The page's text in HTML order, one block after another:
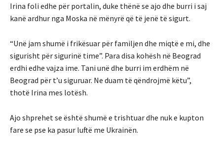
Irina foli edhe për portalin, duke thënë se ajo dhe burri i saj
kanë ardhur nga Moska në mënyrë që të jenë të sigurt.
“Unë jam shumë i frikësuar për familjen dhe miqtë e mi, dhe
sigurisht për sigurinë time”. Para disa kohësh në Beograd
erdhi edhe vajza ime. Tani unë dhe burri im erdhëm në
Beograd për t’u siguruar. Ne duam të qëndrojmë këtu”,
thotë Irina mes lotësh.
Ajo shprehet se është shumë e trishtuar dhe nuk e kupton
fare se pse ka pasur luftë me Ukrainën.